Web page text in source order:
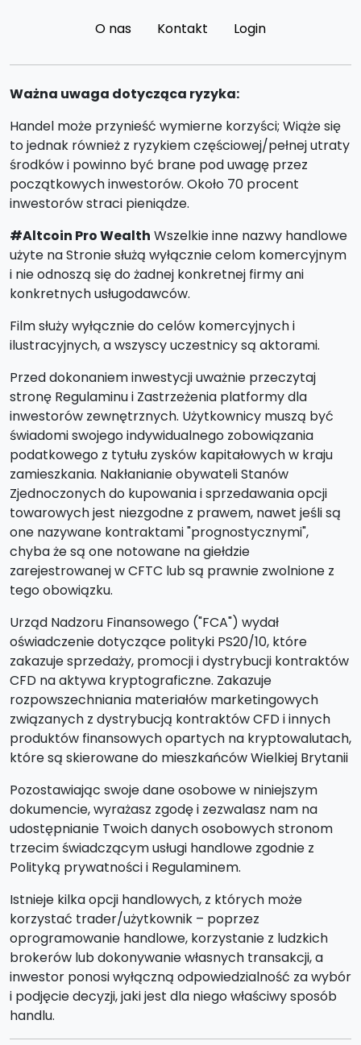
O nas Kontakt Login
Ważna uwaga dotycząca ryzyka:
Handel może przynieść wymierne korzyści; Wiąże się
to jednak również z ryzykiem częściowej/pełnej utraty
środków i powinno być brane pod uwagę przez
początkowych inwestorów. Około 70 procent
inwestorów straci pieniądze.
#Altcoin Pro Wealth Wszelkie inne nazwy handlowe
użyte na Stronie służą wyłącznie celom komercyjnym
i nie odnoszą się do żadnej konkretnej firmy ani
konkretnych usługodawców.
Film służy wyłącznie do celów komercyjnych i
ilustracyjnych, a wszyscy uczestnicy są aktorami.
Przed dokonaniem inwestycji uważnie przeczytaj
stronę Regulaminu i Zastrzeżenia platformy dla
inwestorów zewnętrznych. Użytkownicy muszą być
świadomi swojego indywidualnego zobowiązania
podatkowego z tytułu zysków kapitałowych w kraju
zamieszkania. Nakłanianie obywateli Stanów
Zjednoczonych do kupowania i sprzedawania opcji
towarowych jest niezgodne z prawem, nawet jeśli są
one nazywane kontraktami "prognostycznymi",
chyba że są one notowane na giełdzie
zarejestrowanej w CFTC lub są prawnie zwolnione z
tego obowiązku.
Urząd Nadzoru Finansowego ("FCA") wydał
oświadczenie dotyczące polityki PS20/10, które
zakazuje sprzedaży, promocji i dystrybucji kontraktów
CFD na aktywa kryptograficzne. Zakazuje
rozpowszechniania materiałów marketingowych
związanych z dystrybucją kontraktów CFD i innych
produktów finansowych opartych na kryptowalutach,
które są skierowane do mieszkańców Wielkiej Brytanii
Pozostawiając swoje dane osobowe w niniejszym
dokumencie, wyrażasz zgodę i zezwalasz nam na
udostępnianie Twoich danych osobowych stronom
trzecim świadczącym usługi handlowe zgodnie z
Polityką prywatności i Regulaminem.
Istnieje kilka opcji handlowych, z których może
korzystać trader/użytkownik – poprzez
oprogramowanie handlowe, korzystanie z ludzkich
brokerów lub dokonywanie własnych transakcji, a
inwestor ponosi wyłączną odpowiedzialność za wybór
i podjęcie decyzji, jaki jest dla niego właściwy sposób
handlu.